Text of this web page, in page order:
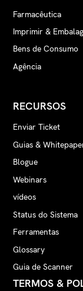
Farmacêutica
Imprimir &
Bens de Consumo
Agência
RECURSOS
Enviar Ticket
Guias &
Blogue
Webinars
vídeos
Status do Sistema
Ferramentas
Glossary
Guia de Scanner
TERMOS &